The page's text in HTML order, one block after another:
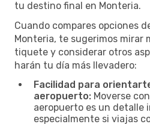
tu destino final en Monteria.
Cuando compares opciones
Monteria, te sugerimos mirar
tiquete y considerar otros
harán tu día más llevadero:
Facilidad para
aeropuerto: Moverse
aeropuerto es un detalle
especialmente si viajas